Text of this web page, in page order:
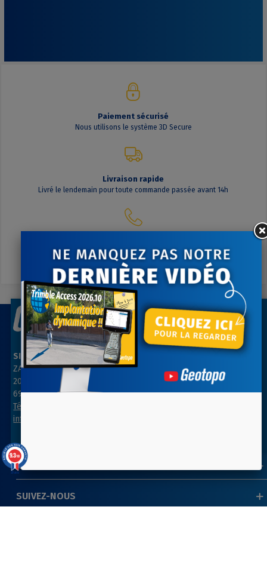
Paiement sécurisé
Nous utilisons le système 3D Secure
Livraison rapide
Livré le lendemain pour toute commande passée avant 14h
A votre écoute du lundi au vendredi
SIÈGE SOCIAL
ZAC des Grillons
208, rue de l’Ancienne Distillerie
69400 GLEIZÉ
Tél : 04 74 69 94 00
info@geotopo.fr
AGENCE PARIS NORD
ZA Les belles vues
3, rue des Prés
91290 ARPAJON
SUIVEZ-NOUS
INFORMATIONS
9.3/10
39 avis